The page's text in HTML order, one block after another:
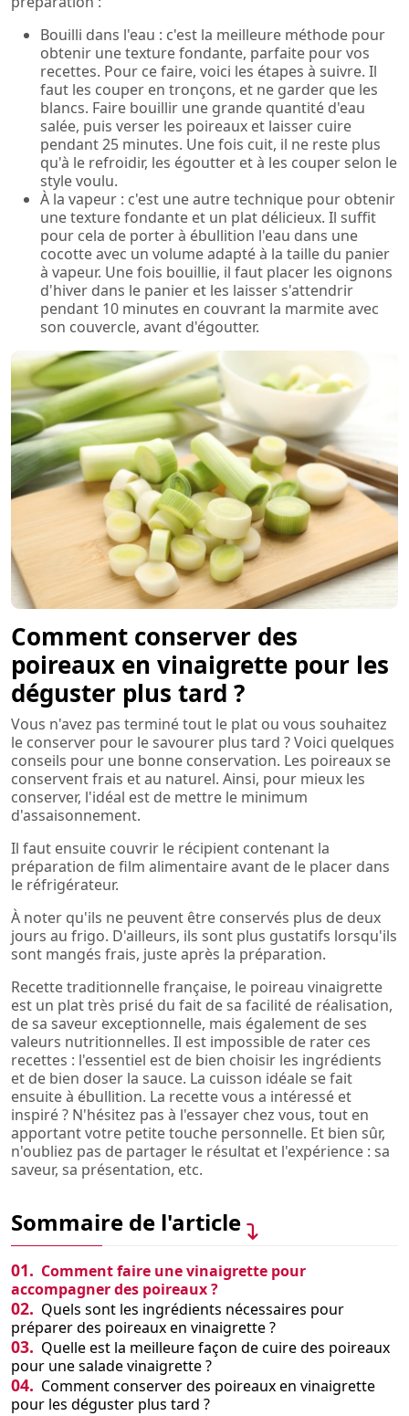
Bouilli dans l'eau : c'est la meilleure méthode pour
obtenir une texture fondante, parfaite pour vos
recettes. Pour ce faire, voici les étapes à suivre. Il
faut les couper en tronçons, et ne garder que les
blancs. Faire bouillir une grande quantité d'eau
salée, puis verser les poireaux et laisser cuire
pendant 25 minutes. Une fois cuit, il ne reste plus
qu'à le refroidir, les égoutter et à les couper selon le
style voulu.
À la vapeur : c'est une autre technique pour obtenir
une texture fondante et un plat délicieux. Il suffit
pour cela de porter à ébullition l'eau dans une
cocotte avec un volume adapté à la taille du panier
à vapeur. Une fois bouillie, il faut placer les oignons
d'hiver dans le panier et les laisser s'attendrir
pendant 10 minutes en couvrant la marmite avec
son couvercle, avant d'égoutter.
Comment conserver des
poireaux en vinaigrette pour les
déguster plus tard ?
Vous n'avez pas terminé tout le plat ou vous souhaitez
le conserver pour le savourer plus tard ? Voici quelques
conseils pour une bonne conservation. Les poireaux se
conservent frais et au naturel. Ainsi, pour mieux les
conserver, l'idéal est de mettre le minimum
d'assaisonnement.
Il faut ensuite couvrir le récipient contenant la
préparation de film alimentaire avant de le placer dans
le réfrigérateur.
À noter qu'ils ne peuvent être conservés plus de deux
jours au frigo. D'ailleurs, ils sont plus gustatifs lorsqu'ils
sont mangés frais, juste après la préparation.
Recette traditionnelle française, le poireau vinaigrette
est un plat très prisé du fait de sa facilité de réalisation,
de sa saveur exceptionnelle, mais également de ses
valeurs nutritionnelles. Il est impossible de rater ces
recettes : l'essentiel est de bien choisir les ingrédients
et de bien doser la sauce. La cuisson idéale se fait
ensuite à ébullition. La recette vous a intéressé et
inspiré ? N'hésitez pas à l'essayer chez vous, tout en
apportant votre petite touche personnelle. Et bien sûr,
n'oubliez pas de partager le résultat et l'expérience : sa
saveur, sa présentation, etc.
Sommaire de l'article
01. Comment faire une vinaigrette pour
accompagner des poireaux ?
02. Quels sont les ingrédients nécessaires pour
préparer des poireaux en vinaigrette ?
03. Quelle est la meilleure façon de cuire des poireaux
pour une salade vinaigrette ?
04. Comment conserver des poireaux en vinaigrette
pour les déguster plus tard ?